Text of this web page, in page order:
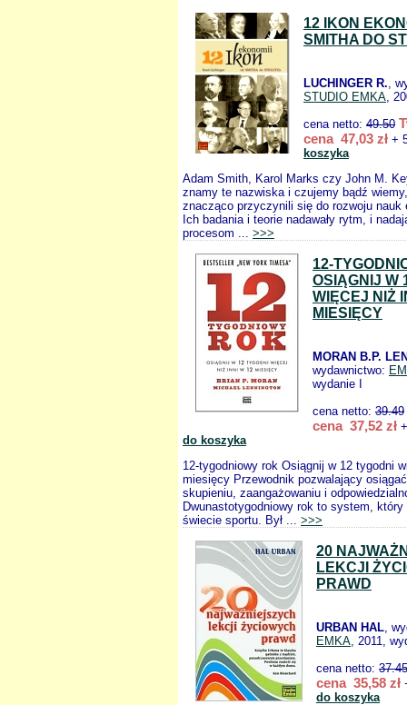
12 IKON
SMITHA DO
LUCHINGER R.,
STUDIO EMKA,
cena netto: 49.50
cena 47,03 zł +
koszyka
Adam Smith, Karol Marks czy John M.
znamy te nazwiska i czujemy bądź
znacząco przyczynili się do rozwoju nauk
Ich badania i teorie nadawały rytm, i
procesom ... >>>
12-
OSIĄGNIJ W
WIĘCEJ NIŻ
MIESIĘCY
MORAN B.P.
wydawnictwo:
wydanie I
cena netto: 39.49
cena 37,52 zł
do koszyka
12-tygodniowy rok Osiągnij w 12 tygodni
miesięcy Przewodnik pozwalający
skupieniu, zaangażowaniu i
Dwunastotygodniowy rok to system, który
świecie sportu. Był ... >>>
20
LEKCJI
PRAWD
URBAN HAL,
EMKA, 2011,
cena netto: 37.45
cena 35,58 zł
do koszyka